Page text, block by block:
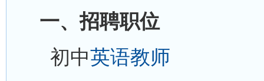
一、招聘职位
初中英语教师